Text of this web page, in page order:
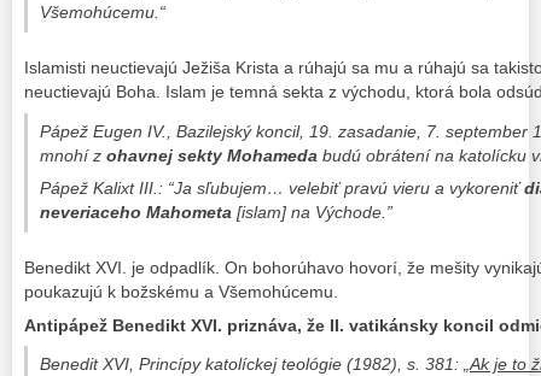
Všemohúcemu.“
Islamisti neuctievajú Ježiša Krista a rúhajú sa mu a rúhajú sa
neuctievajú Boha. Islam je temná sekta z východu, ktorá bola
Pápež Eugen IV., Bazilejský koncil, 19. zasadanie, 7. september
mnohí z ohavnej sekty Mohameda budú obrátení na katolícku
Pápež Kalixt III.: “Ja sľubujem… velebiť pravú vieru a vykoreniť
neveriaceho Mahometa [islam] na Východe.”
Benedikt XVI. je odpadlík. On bohorúhavo hovorí, že mešity
poukazujú k božskému a Všemohúcemu.
Antipápež Benedikt XVI. priznáva, že II. vatikánsky koncil
Benedit XVI, Princípy katolíckej teológie (1982), s. 381: „ Ak je to